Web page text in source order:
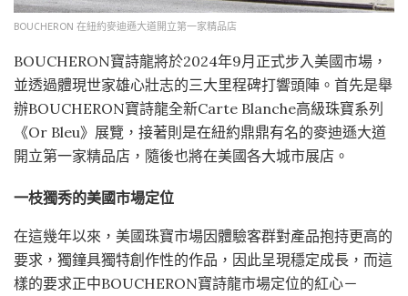
BOUCHERON 在紐約麥迪遜大道開立第一家精品店
BOUCHERON寶詩龍將於2024年9月正式步入美國市場，
並透過體現世家雄心壯志的三大里程碑打響頭陣。首先是舉
辦BOUCHERON寶詩龍全新Carte Blanche高級珠寶系列
《Or Bleu》展覽，接著則是在紐約鼎鼎有名的麥迪遜大道
開立第一家精品店，隨後也將在美國各大城市展店。
一枝獨秀的美國市場定位
在這幾年以來，美國珠寶市場因體驗客群對產品抱持更高的
要求，獨鐘具獨特創作性的作品，因此呈現穩定成長，而這
樣的要求正中BOUCHERON寶詩龍市場定位的紅心－